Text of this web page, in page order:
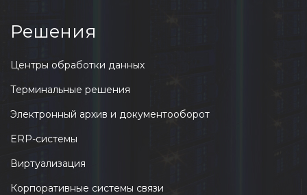
Решения
Центры обработки данных
Терминальные решения
Электронный архив и документооборот
ERP-системы
Виртуализация
Корпоративные системы связи